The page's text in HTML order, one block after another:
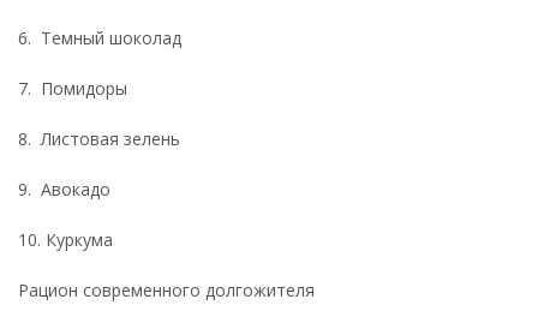
6. Темный шоколад
7. Помидоры
8. Листовая зелень
9. Авокадо
10. Куркума
Рацион современного долгожителя